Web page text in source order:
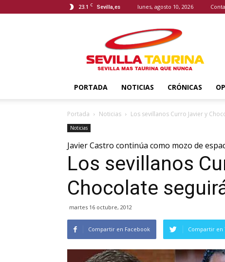
23.1 C Sevilla,es lunes, agosto 10, 2026
Taurina
PORTADA NOTICIAS CRÓNICAS
Portada Noticias Los sevillanos Curro Javier y
Noticias
Javier Castro continúa como mozo de
Los sevillanos
Chocolate
martes 16 octubre, 2012
Compartir en Facebook Compartir